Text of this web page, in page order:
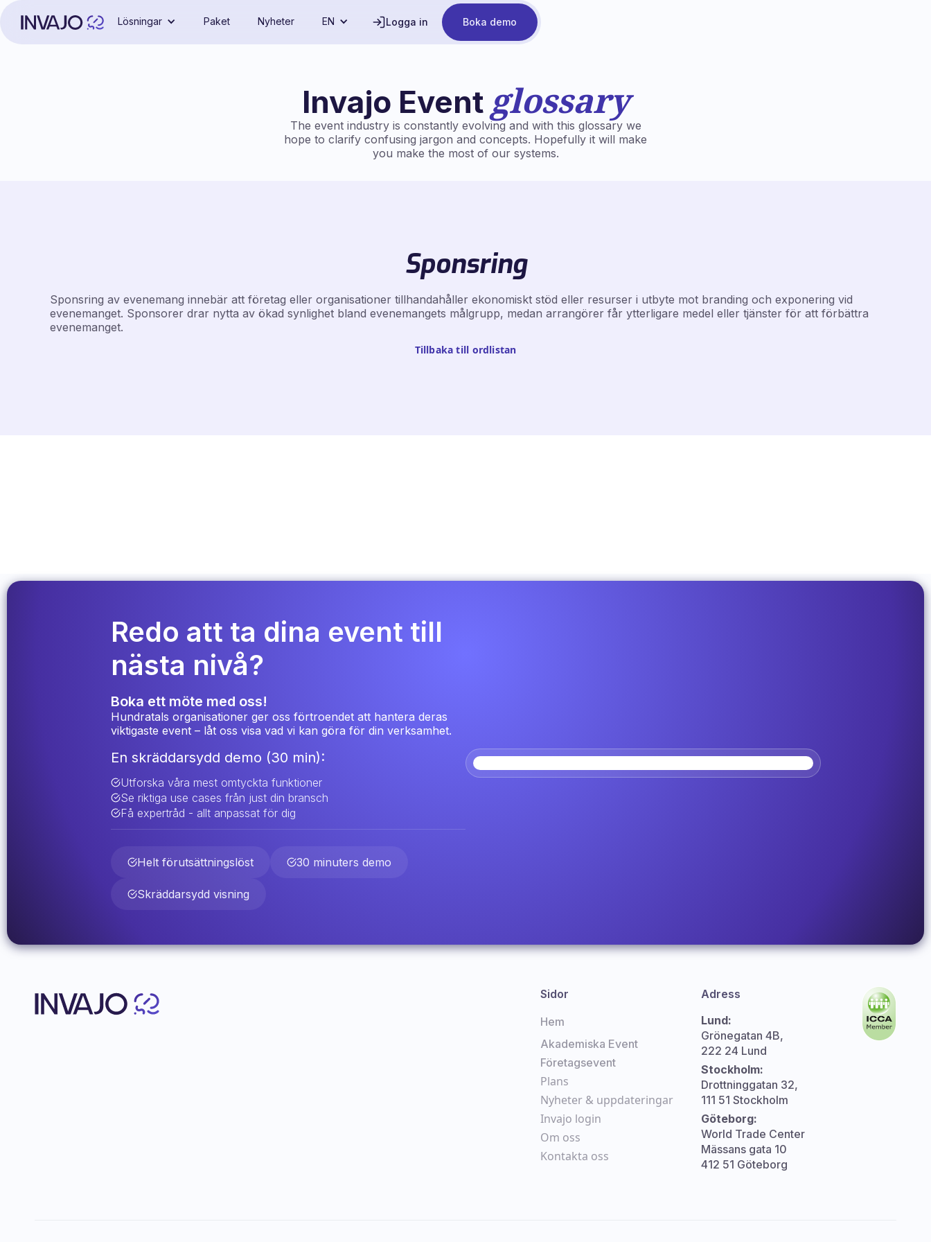
Lösningar Paket Nyheter EN Logga in Boka demo
Invajo Event glossary
The event industry is constantly evolving and with this glossary we
hope to clarify confusing jargon and concepts. Hopefully it will make
you make the most of our systems.
Sponsring
Sponsring av evenemang innebär att företag eller organisationer tillhandahåller ekonomiskt stöd eller resurser i utbyte mot branding och exponering vid
evenemanget. Sponsorer drar nytta av ökad synlighet bland evenemangets målgrupp, medan arrangörer får ytterligare medel eller tjänster för att förbättra
evenemanget.
Tillbaka till ordlistan
Redo att ta dina event till
nästa nivå?
Boka ett möte med oss!
Hundratals organisationer ger oss förtroendet att hantera deras
viktigaste event – låt oss visa vad vi kan göra för din verksamhet.
En skräddarsydd demo (30 min):
Utforska våra mest omtyckta funktioner
Se riktiga use cases från just din bransch
Få expertråd - allt anpassat för dig
Helt förutsättningslöst 30 minuters demo
Skräddarsydd visning
Sidor
Hem
Akademiska Event
Företagsevent
Plans
Nyheter & uppdateringar
Invajo login
Om oss
Kontakta oss
Adress
Lund:
Grönegatan 4B,
222 24 Lund
Stockholm:
Drottninggatan 32,
111 51 Stockholm
Göteborg:
World Trade Center
Mässans gata 10
412 51 Göteborg